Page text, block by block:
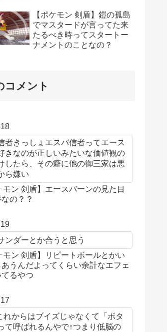
【ポケモン 剣盾】鎧の孤島
でマスタードが言ってた来
たるべき時ってスタートー
ナメントのことなの？
コメント
者きっしょエスバ信者ってエース
きなのが正しいみたいな価値観の
したら、その癖に他の御三家は悪
ら嫌い
モン 剣盾】エースバーンの見た目
の？？
ンダーとか合うと思う
モン 剣盾】リピートボールとかい
あうんだよってくらい余計なエフェ
るやつ
れからはブイズじゃなくて「ボタ
て呼ばれるんやで↑つまり低脳の